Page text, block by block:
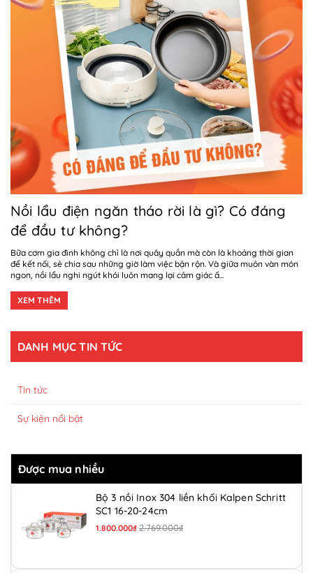
Nồi lẩu điện ngăn tháo rời là gì? Có đáng
để đầu tư không?
Bữa cơm gia đình không chỉ là nơi quây quần mà còn là khoảng thời gian
để kết nối, sẻ chia sau những giờ làm việc bận rộn. Và giữa muôn vàn món
ngon, nồi lẩu nghi ngút khói luôn mang lại cảm giác ấ...
XEM THÊM
DANH MỤC TIN TỨC
Tin tức
Sự kiện nổi bật
Được mua nhiều
Bộ 3 nồi Inox 304 liền khối Kalpen Schritt
SC1 16-20-24cm
1.800.000₫ 2.769.000₫